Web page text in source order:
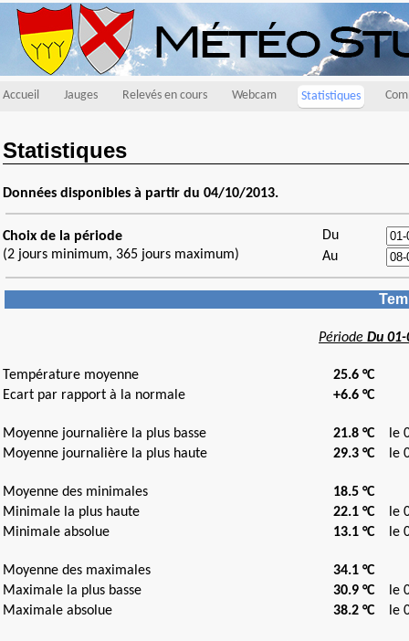
Accueil Jauges Relevés en cours Webcam Statistiques
Statistiques
Données disponibles à partir du 04/10/2013.
Choix de la période
(2 jours minimum, 365 jours maximum)
Du
Au
Période Du
Température moyenne
25.6 °C
Ecart par rapport à la normale
+6.6 °C
Moyenne journalière la plus basse 21.8 °Cle
Moyenne journalière la plus haute
29.3 °Cle
Moyenne des minimales
18.5 °C
Minimale la plus haute
22.1 °Cle
Minimale absolue
13.1 °Cle
Moyenne des maximales
34.1 °C
Maximale la plus basse
30.9 °Cle
Maximale absolue
38.2 °Cle